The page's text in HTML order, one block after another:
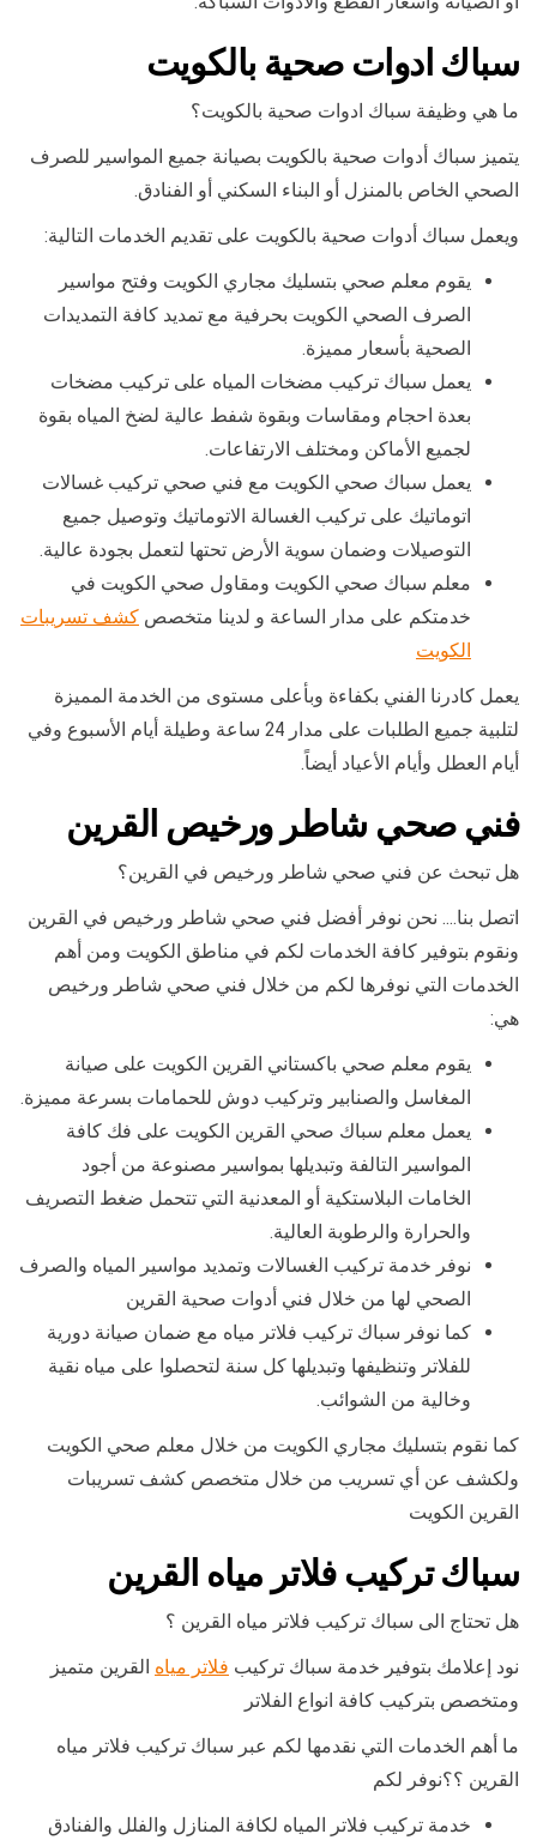
سباك ادوات صحية بالكويت
ما هي وظيفة سباك ادوات صحية بالكويت؟
يتميز سباك أدوات صحية بالكويت بصيانة جميع المواسير للصرف
الصحي الخاص بالمنزل أو البناء السكني أو الفنادق.
ويعمل سباك أدوات صحية بالكويت على تقديم الخدمات التالية:
يقوم معلم صحي بتسليك مجاري الكويت وفتح مواسير
الصرف الصحي الكويت بحرفية مع تمديد كافة التمديدات
الصحية بأسعار مميزة.
يعمل سباك تركيب مضخات المياه على تركيب مضخات
بعدة احجام ومقاسات وبقوة شفط عالية لضخ المياه بقوة
لجميع الأماكن ومختلف الارتفاعات.
يعمل سباك صحي الكويت مع فني صحي تركيب غسالات
اتوماتيك على تركيب الغسالة الاتوماتيك وتوصيل جميع
التوصيلات وضمان سوية الأرض تحتها لتعمل بجودة عالية.
معلم سباك صحي الكويت ومقاول صحي الكويت في
خدمتكم على مدار الساعة و لدينا متخصص كشف تسريبات
الكويت
يعمل كادرنا الفني بكفاءة وبأعلى مستوى من الخدمة المميزة
لتلبية جميع الطلبات على مدار 24 ساعة وطيلة أيام الأسبوع وفي
أيام العطل وأيام الأعياد أيضاً.
فني صحي شاطر ورخيص القرين
هل تبحث عن فني صحي شاطر ورخيص في القرين؟
اتصل بنا…. نحن نوفر أفضل فني صحي شاطر ورخيص في القرين
ونقوم بتوفير كافة الخدمات لكم في مناطق الكويت ومن أهم
الخدمات التي نوفرها لكم من خلال فني صحي شاطر ورخيص
هي:
يقوم معلم صحي باكستاني القرين الكويت على صيانة
المغاسل والصنابير وتركيب دوش للحمامات بسرعة مميزة.
يعمل معلم سباك صحي القرين الكويت على فك كافة
المواسير التالفة وتبديلها بمواسير مصنوعة من أجود
الخامات البلاستكية أو المعدنية التي تتحمل ضغط التصريف
والحرارة والرطوبة العالية.
نوفر خدمة تركيب الغسالات وتمديد مواسير المياه والصرف
الصحي لها من خلال فني أدوات صحية القرين
كما نوفر سباك تركيب فلاتر مياه مع ضمان صيانة دورية
للفلاتر وتنظيفها وتبديلها كل سنة لتحصلوا على مياه نقية
وخالية من الشوائب.
كما نقوم بتسليك مجاري الكويت من خلال معلم صحي الكويت
ولكشف عن أي تسريب من خلال متخصص كشف تسريبات
القرين الكويت
سباك تركيب فلاتر مياه القرين
هل تحتاج الى سباك تركيب فلاتر مياه القرين ؟
نود إعلامك بتوفير خدمة سباك تركيب فلاتر مياه القرين متميز
ومتخصص بتركيب كافة انواع الفلاتر
ما أهم الخدمات التي نقدمها لكم عبر سباك تركيب فلاتر مياه
القرين ؟؟نوفر لكم
خدمة تركيب فلاتر المياه لكافة المنازل والفلل والفنادق